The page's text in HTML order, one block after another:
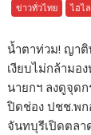
ข่าวทั่วไทย ไฮไ
น้ำตาท่วม! ญาติ
เงียบไม่กล้ามอ
นายกฯ ลงดูจุด
ปิดช่อง ปชช.พ
จันทบุรีเปิดตล